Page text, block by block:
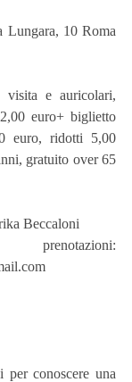
Lungara, 10 Roma
visita e auricolari,
euro+ biglietto
euro, ridotti 5,00
gratuito over 65
Beccaloni
per conoscere una